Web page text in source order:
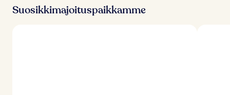
Suosikkimajoituspaikkamme